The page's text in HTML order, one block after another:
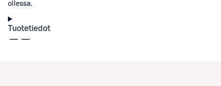
ollessa.
Tuotetiedot